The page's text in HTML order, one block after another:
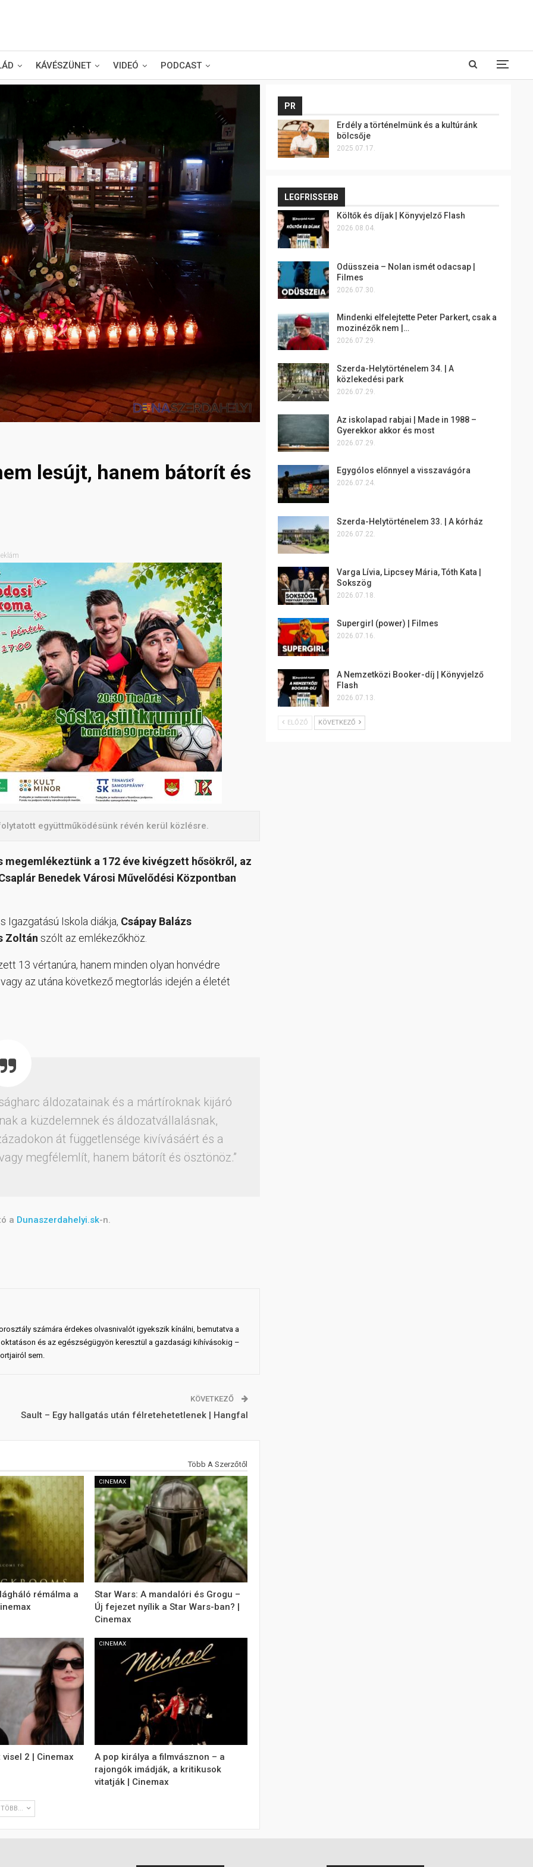
KÁVÉSZÜNET VIDEÓ PODCAST
lesújt, hanem bátorít és
együttműködésünk révén kerül közlésre.
a 172 éve kivégzett hősökről, az
Benedek Városi Művelődési Központban
Igazgatású Iskola diákja, Csápay Balázs
Zoltán szólt az emlékezőkhöz.
13 vértanúra, hanem minden olyan honvédre
az utána következő megtorlás idején a életét
áldozatainak és a mártíroknak kijáró
a küzdelemnek és áldozatvállalásnak,
át függetlensége kivívásáért és a
megfélemlít, hanem bátorít és ösztönöz.”
a Dunaszerdahelyi.sk-n.
számára érdekes olvasnivalót igyekszik kínálni, bemutatva a
és az egészségügyön keresztül a gazdasági kihívásokig –
sem.
KÖVETKEZŐ
Sault – Egy hallgatás után félretehetetlenek | Hangfal
Több A Szerzőtől
rémálma a
CINEMAX
Star Wars: A mandalóri és Grogu –
Új fejezet nyílik a Star Wars-ban? |
Cinemax
2 | Cinemax
CINEMAX
A pop királya a filmvásznon – a
rajongók imádják, a kritikusok
vitatják | Cinemax
PR
Erdély a történelmünk és a kultúránk
bölcsője
2025.07.17.
LEGFRISSEBB
Költők és díjak | Könyvjelző Flash
2026.08.04.
Odüsszeia – Nolan ismét odacsap |
Filmes
2026.07.30.
Mindenki elfelejtette Peter Parkert, csak a
mozinézők nem |…
2026.07.29.
Szerda-Helytörténelem 34. | A
közlekedési park
2026.07.29.
Az iskolapad rabjai | Made in 1988 –
Gyerekkor akkor és most
2026.07.29.
Egygólos előnnyel a visszavágóra
2026.07.24.
Szerda-Helytörténelem 33. | A kórház
2026.07.22.
Varga Lívia, Lipcsey Mária, Tóth Kata |
Sokszög
2026.07.18.
Supergirl (power) | Filmes
2026.07.16.
A Nemzetközi Booker-díj | Könyvjelző
Flash
2026.07.13.
ELŐZŐ KÖVETKEZŐ